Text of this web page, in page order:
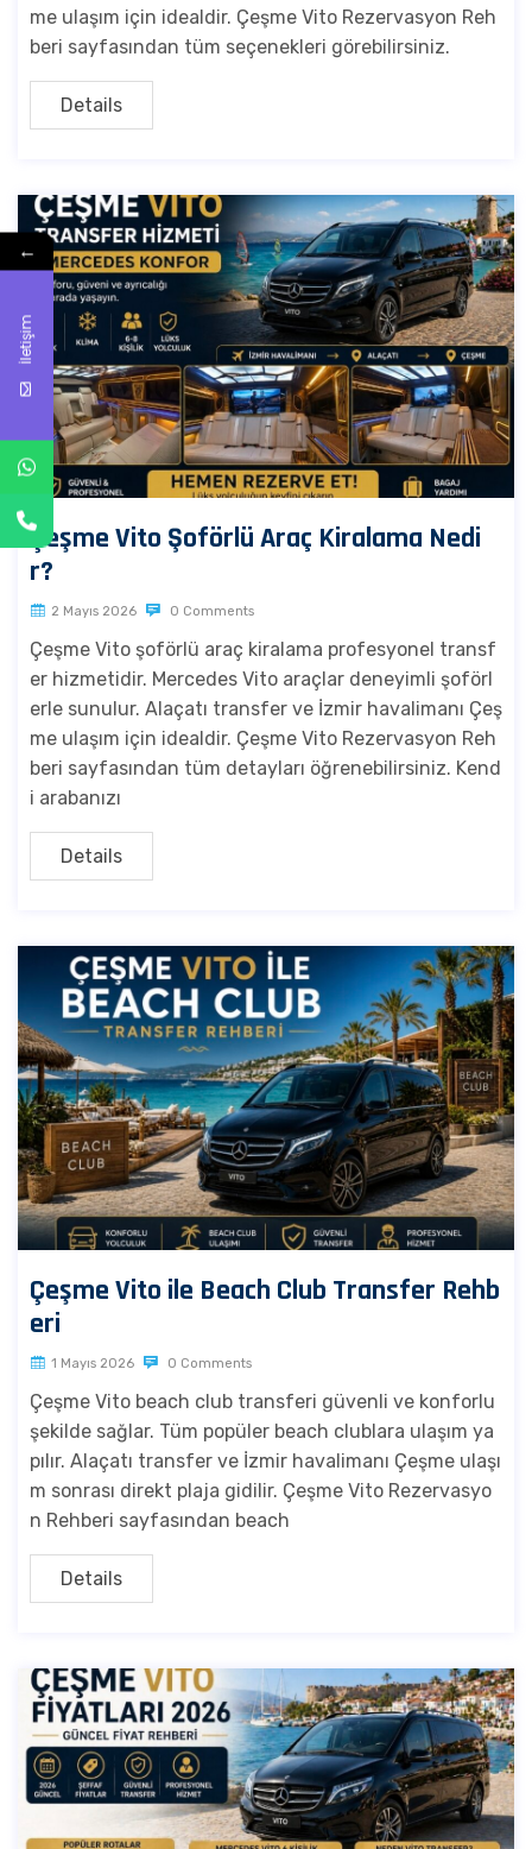
me ulaşım için idealdir. Çeşme Vito Rezervasyon Reh
beri sayfasından tüm seçenekleri görebilirsiniz.
Details
Çeşme Vito Şoförlü Araç Kiralama Nedi
r?
2 Mayıs 2026 0 Comments
Çeşme Vito şoförlü araç kiralama profesyonel transf
er hizmetidir. Mercedes Vito araçlar deneyimli şoförl
erle sunulur. Alaçatı transfer ve İzmir havalimanı Çeş
me ulaşım için idealdir. Çeşme Vito Rezervasyon Reh
beri sayfasından tüm detayları öğrenebilirsiniz. Kend
i arabanızı
Details
Çeşme Vito ile Beach Club Transfer Rehb
eri
1 Mayıs 2026 0 Comments
Çeşme Vito beach club transferi güvenli ve konforlu
şekilde sağlar. Tüm popüler beach clublara ulaşım ya
pılır. Alaçatı transfer ve İzmir havalimanı Çeşme ulaşı
m sonrası direkt plaja gidilir. Çeşme Vito Rezervasyo
n Rehberi sayfasından beach
Details
←
İletişim